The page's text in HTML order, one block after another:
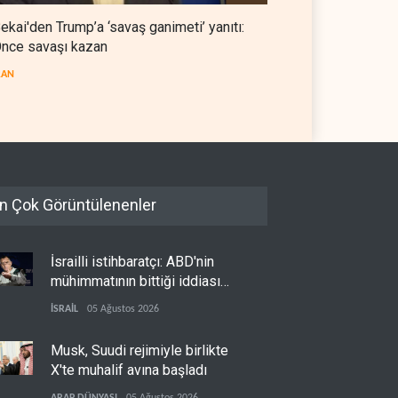
Trump’a ‘savaş ganimeti’ yanıtı:
savaşı kazan
Çok Görüntülenenler
İsrailli istihbaratçı: ABD'nin
mühimmatının bittiği iddiası
bir iç kavga
İSRAİL 05 Ağustos 2026
Musk, Suudi rejimiyle birlikte
X'te muhalif avına başladı